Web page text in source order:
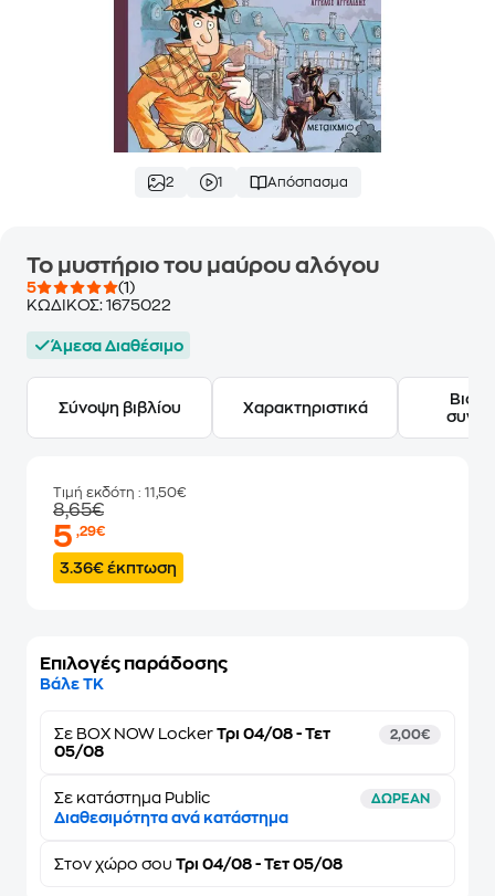
2 1 Απόσπασμα
Το μυστήριο του μαύρου αλόγου
5
(1)
ΚΩΔΙΚΟΣ: 1675022
Άμεσα Διαθέσιμο
Σύνοψη βιβλίου Χαρακτηριστικά
Τιμή εκδότη : 11,50€
8,65€
5,29€
3.36€ έκπτωση
Επιλογές παράδοσης
Βάλε ΤΚ
Σε BOX NOW Locker Τρι 04/08 - Τετ
05/08
2,00€
Σε κατάστημα Public ΔΩΡΕΑΝ
Διαθεσιμότητα ανά κατάστημα
Στον χώρο σου Τρι 04/08 - Τετ 05/08